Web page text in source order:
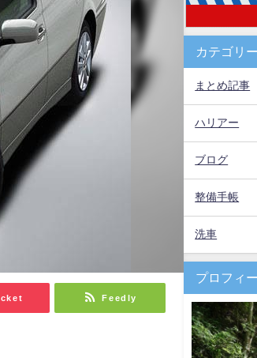
Feedly
カテゴリー
まとめ記事
ハリアー
ブログ
整備手帳
洗車
プロフィ